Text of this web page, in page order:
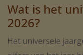
Wat is het
2026?
Het universele